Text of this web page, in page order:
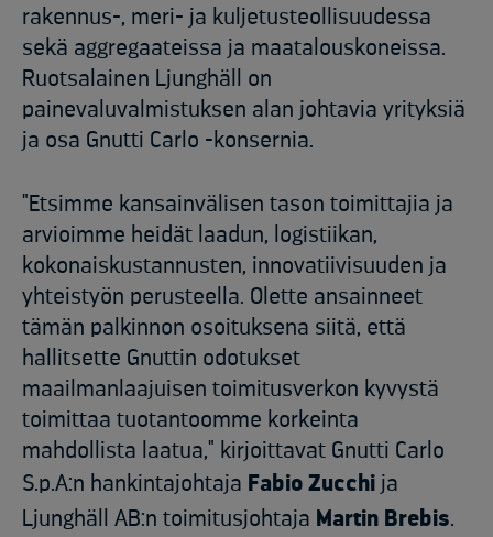
rakennus-, meri- ja kuljetusteollisuudessa
sekä aggregaateissa ja maatalouskoneissa.
Ruotsalainen Ljunghäll on
painevaluvalmistuksen alan johtavia yrityksiä
ja osa Gnutti Carlo -konsernia.
"Etsimme kansainvälisen tason toimittajia ja
arvioimme heidät laadun, logistiikan,
kokonaiskustannusten, innovatiivisuuden ja
yhteistyön perusteella. Olette ansainneet
tämän palkinnon osoituksena siitä, että
hallitsette Gnuttin odotukset
maailmanlaajuisen toimitusverkon kyvystä
toimittaa tuotantoomme korkeinta
mahdollista laatua," kirjoittavat Gnutti Carlo
S.p.A:n hankintajohtaja Fabio Zucchi ja
Ljunghäll AB:n toimitusjohtaja Martin Brebis.